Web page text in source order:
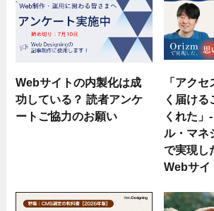
Webサイトの内製化は成
功している？ 読者アンケ
ートご協力のお願い
「アク
く届ける
くれた
ル・マネ
で実現し
Webサイ